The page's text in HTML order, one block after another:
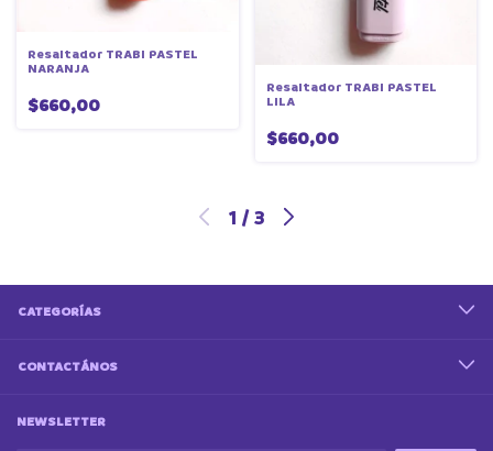
Resaltador TRABI PASTEL
NARANJA
$660,00
Resaltador TRABI PASTEL
LILA
$660,00
1 / 3
CATEGORÍAS
CONTACTÁNOS
NEWSLETTER